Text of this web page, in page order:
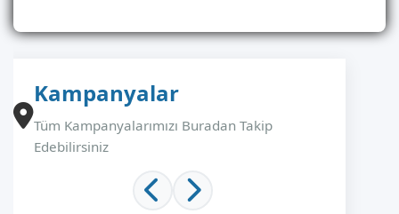
Kampanyalar
Tüm Kampanyalarımızı Buradan Takip
Edebilirsiniz